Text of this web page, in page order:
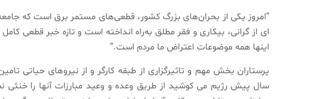
“امروز یکی از بحران‌های بزرگ کشور، قطعی‌های مستمر برق است که
ای از گرانی، بیکاری و فقر مطلق به‌راه انداخته است و تازه خبر قطعی
اینها همه موضوعات اعتراض ما مردم است.”
پرستاران بخش مهم و تاثیرگزاری از طبقه کارگر و از نیروهای حیاتی
سال پیش رژیم می کوشید از طریق وعده و وعید مبارزات آنها را خنثی